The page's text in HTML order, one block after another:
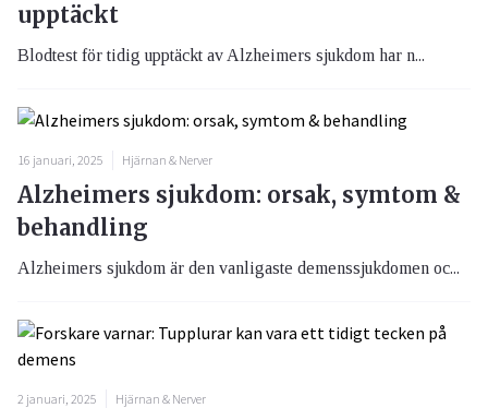
upptäckt
Blodtest för tidig upptäckt av Alzheimers sjukdom har n...
16 januari, 2025 Hjärnan & Nerver
Alzheimers sjukdom: orsak, symtom &
behandling
Alzheimers sjukdom är den vanligaste demenssjukdomen oc...
2 januari, 2025 Hjärnan & Nerver